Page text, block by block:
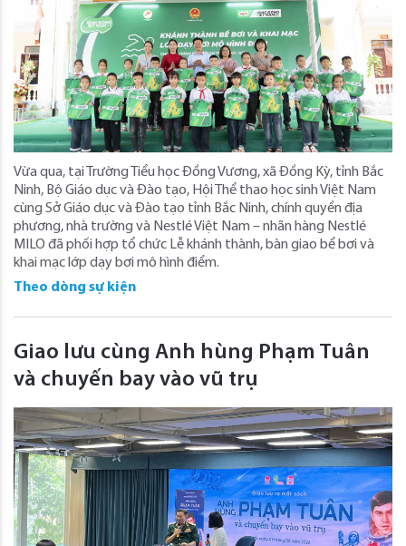
Vừa qua, tại Trường Tiểu học Đồng Vương, xã Đồng Kỳ, tỉnh Bắc
Ninh, Bộ Giáo dục và Đào tạo, Hội Thể thao học sinh Việt Nam
cùng Sở Giáo dục và Đào tạo tỉnh Bắc Ninh, chính quyền địa
phương, nhà trường và Nestlé Việt Nam – nhãn hàng Nestlé
MILO đã phối hợp tổ chức Lễ khánh thành, bàn giao bể bơi và
khai mạc lớp dạy bơi mô hình điểm.
Theo dòng sự kiện
Giao lưu cùng Anh hùng Phạm Tuân
và chuyến bay vào vũ trụ